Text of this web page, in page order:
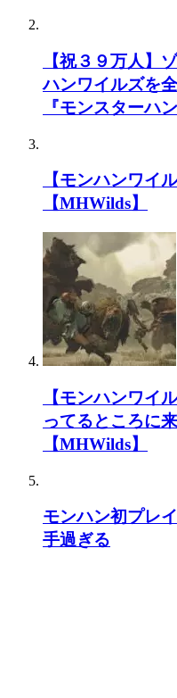
【祝３９万人】
ハンワイルズを
『モンスターハ
【モンハンワイ
【MHWilds】
【モンハンワイ
ってるところに
【MHWilds】
モンハン初プレ
手過ぎる